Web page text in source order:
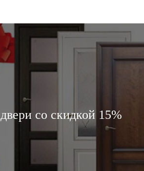
со скидкой 15%